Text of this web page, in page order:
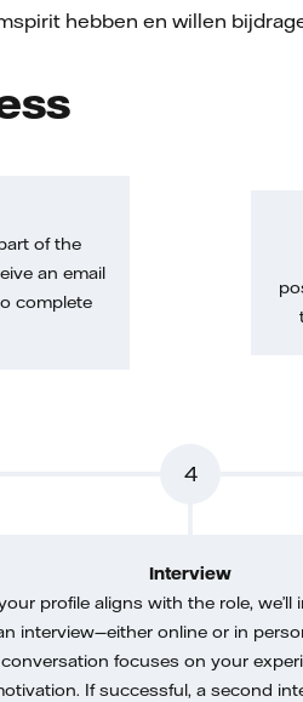
hebben en willen
of the
an email
complete
4
Interview
profile aligns with the role, we’ll
interview—either online or in
conversation focuses on your
If successful, a second